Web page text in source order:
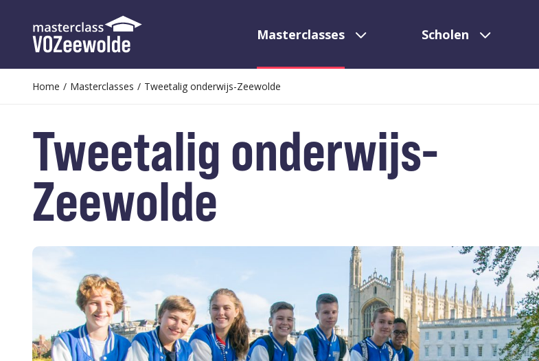
Masterclasses Scholen
Home / Masterclasses / Tweetalig onderwijs-Zeewolde
Tweetalig onderwijs-
Zeewolde